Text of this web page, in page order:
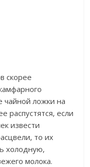
скорее
чайной ложки на
распустятся, если
извести
то их
холодную,
молока.